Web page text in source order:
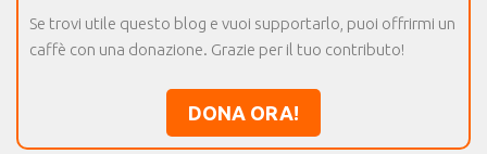
Se trovi utile questo blog e vuoi supportarlo, puoi offrirmi un
caffè con una donazione. Grazie per il tuo contributo!
DONA ORA!